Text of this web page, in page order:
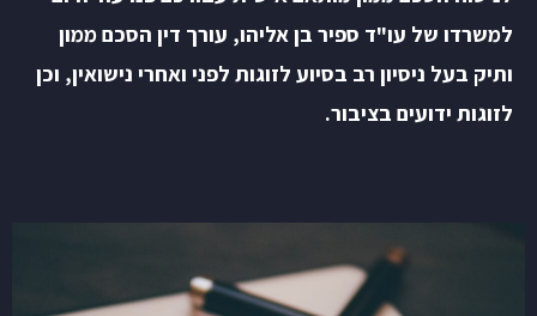
למשרדו של עו"ד ספיר בן אליהו, עורך דין הסכם ממון
ותיק בעל ניסיון רב בסיוע לזוגות לפני ואחרי נישואין, וכן
לזוגות ידועים בציבור.